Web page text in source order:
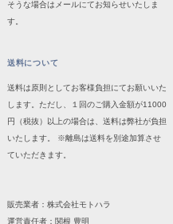
そうな場合はメールにてお知らせいたしま
す。
送料について
送料は原則としてお客様負担にてお願いいた
します。ただし、１回のご購入金額が11000
円（税抜）以上の場合は、送料は弊社が負担
いたします。 ※離島は送料を別途加算させ
ていただきます。
販売業者：株式会社モトハラ
運営責任者：関根 豊明